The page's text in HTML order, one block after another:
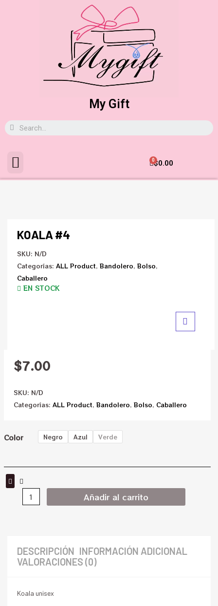
My Gift
$0.00
0
KOALA #4
SKU: N/D
Categorías: ALL Product, Bandolero, Bolso,
Caballero
EN STOCK
$7.00
SKU: N/D
Categorías: ALL Product, Bandolero, Bolso, Caballero
Color Negro Azul Verde
Añadir al carrito
DESCRIPCIÓN INFORMACIÓN ADICIONAL
VALORACIONES (0)
Koala unisex